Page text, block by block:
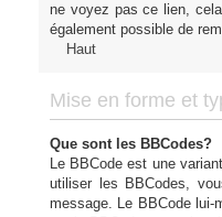
ne voyez pas ce lien,
également possible de
Haut
Mise en forme et
Que sont les BBCodes?
Le BBCode est une
utiliser les BBCodes,
message. Le BBCode